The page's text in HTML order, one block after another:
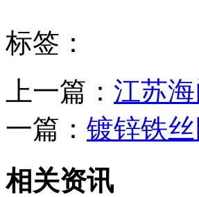
标签：
上一篇： 江苏
一篇： 镀锌铁
相关资讯